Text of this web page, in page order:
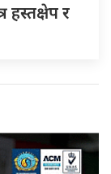
हस्तक्षेप र